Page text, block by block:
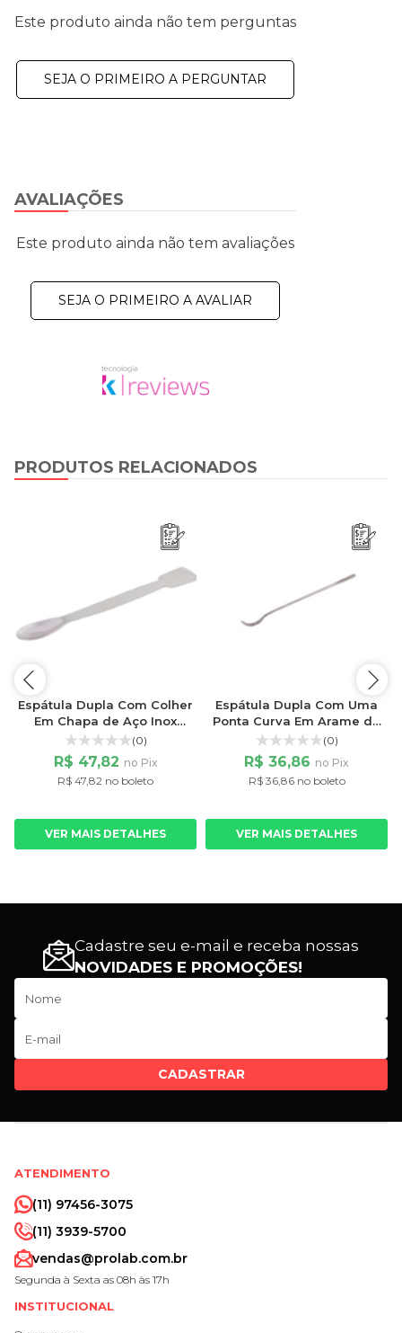
AVALIAÇÕES
Este produto ainda não tem avaliações
SEJA O PRIMEIRO A AVALIAR
Este produto ainda não tem perguntas
SEJA O PRIMEIRO A PERGUNTAR
PRODUTOS RELACIONADOS
Espátula Dupla Com Colher
Em Chapa de Aço Inox
Reforçada(0)
R$ 47,82 no Pix
R$ 47,82 no boleto
VER MAIS DETALHES
Espátula Dupla Com Uma
Ponta Curva Em Arame de
Aço Inox (0)
R$ 36,86 no Pix
R$ 36,86 no boleto
VER MAIS DETALHES
Cadastre seu e-mail e receba nossas
NOVIDADES E PROMOÇÕES!
CADASTRAR
ATENDIMENTO
(11) 97456-3075
(11) 3939-5700
vendas@prolab.com.br
Segunda à Sexta as 08h às 17h
INSTITUCIONAL